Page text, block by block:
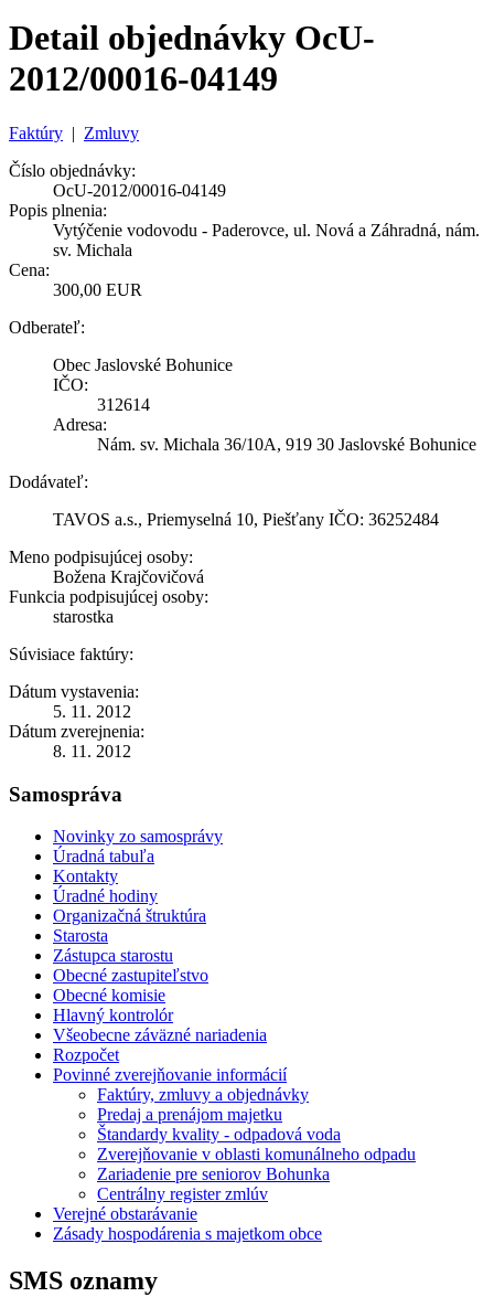
Detail objednávky OcU-
2012/00016-04149
Faktúry | Zmluvy
Číslo objednávky:
OcU-2012/00016-04149
Popis plnenia:
Vytýčenie vodovodu - Paderovce, ul. Nová a Záhradná, nám.
sv. Michala
Cena:
300,00 EUR
Odberateľ:
Obec Jaslovské Bohunice
IČO:
312614
Adresa:
Nám. sv. Michala 36/10A, 919 30 Jaslovské Bohunice
Dodávateľ:
TAVOS a.s., Priemyselná 10, Piešťany IČO: 36252484
Meno podpisujúcej osoby:
Božena Krajčovičová
Funkcia podpisujúcej osoby:
starostka
Súvisiace faktúry:
Dátum vystavenia:
5. 11. 2012
Dátum zverejnenia:
8. 11. 2012
Samospráva
Novinky zo samosprávy
Úradná tabuľa
Kontakty
Úradné hodiny
Organizačná štruktúra
Starosta
Zástupca starostu
Obecné zastupiteľstvo
Obecné komisie
Hlavný kontrolór
Všeobecne záväzné nariadenia
Rozpočet
Povinné zverejňovanie informácií
Faktúry, zmluvy a objednávky
Predaj a prenájom majetku
Štandardy kvality - odpadová voda
Zverejňovanie v oblasti komunálneho odpadu
Zariadenie pre seniorov Bohunka
Centrálny register zmlúv
Verejné obstarávanie
Zásady hospodárenia s majetkom obce
SMS oznamy